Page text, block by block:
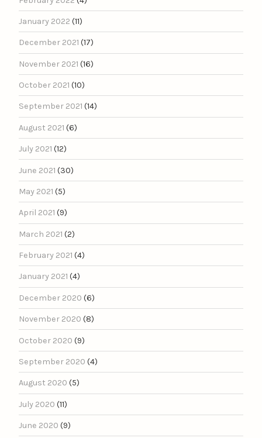
January 2022 (11)
December 2021 (17)
November 2021 (16)
October 2021 (10)
September 2021 (14)
August 2021 (6)
July 2021 (12)
June 2021 (30)
May 2021 (5)
April 2021 (9)
March 2021 (2)
February 2021 (4)
January 2021 (4)
December 2020 (6)
November 2020 (8)
October 2020 (9)
September 2020 (4)
August 2020 (5)
July 2020 (11)
June 2020 (9)